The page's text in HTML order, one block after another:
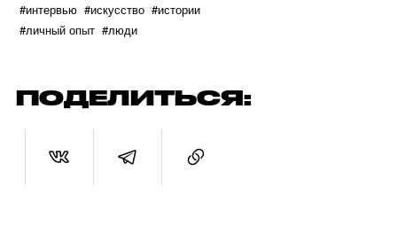
#интервью #искусство #истории
#личный опыт #люди
ПОДЕЛИТЬСЯ: